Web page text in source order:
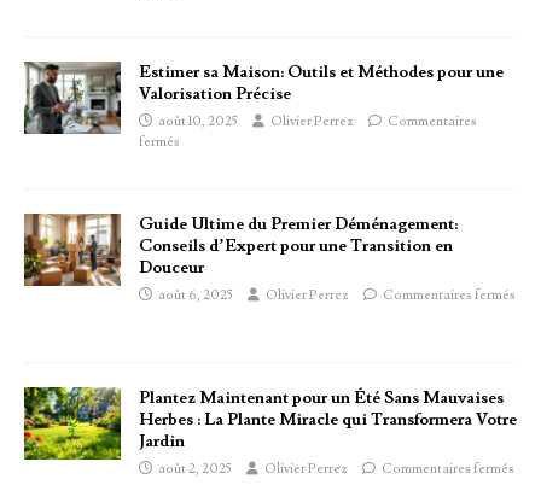
Estimer sa Maison: Outils et Méthodes pour une
Valorisation Précise
août 10, 2025 Olivier Perrez
Commentaires
fermés
Guide Ultime du Premier Déménagement:
Conseils d’Expert pour une Transition en
Douceur
août 6, 2025 Olivier Perrez Commentaires fermés
Plantez Maintenant pour un Été Sans Mauvaises
Herbes : La Plante Miracle qui Transformera Votre
Jardin
août 2, 2025 Olivier Perrez Commentaires fermés